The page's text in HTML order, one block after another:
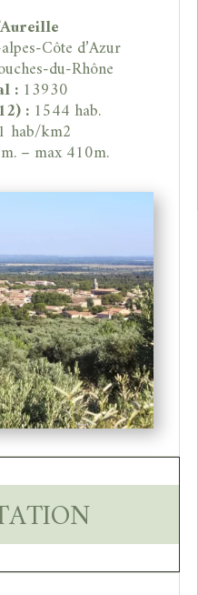
Côte d’Azur
du-Rhône
: 13930
: 1544 hab.
hab/km2
– max 410m.